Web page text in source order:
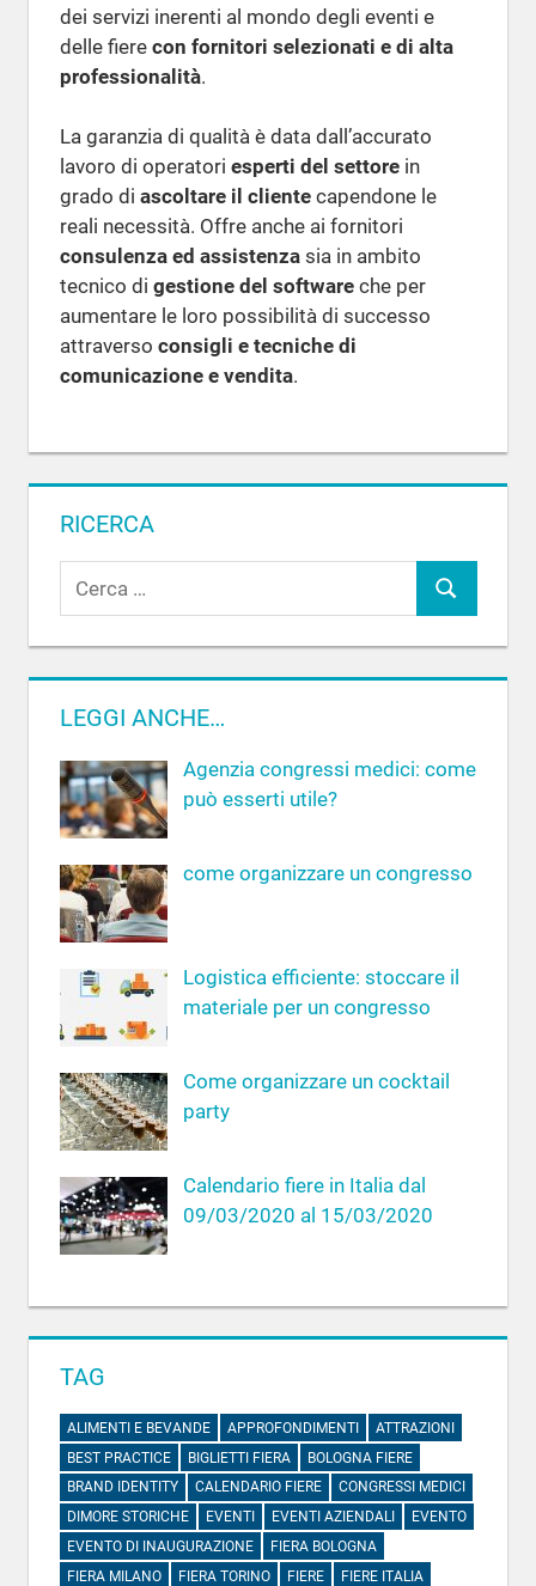
dei servizi inerenti al mondo degli eventi e
delle fierecon fornitori selezionati e di alta
professionalità.
La garanzia di qualità è data dall’accurato
lavoro di operatori esperti del settorein
grado di ascoltare il clientecapendone le
reali necessità. Offre anche ai fornitori
consulenza ed assistenzasia in ambito
tecnico di gestione del softwareche per
aumentare le loro possibilità di successo
attraverso consigli e tecniche di
comunicazione e vendita.
RICERCA
c
p
e
r
:
r
LEGGI ANCHE…
Agenzia congressi medici: come
può esserti utile?
come organizzare un congresso
Logistica efficiente: stoccare il
materiale per un congresso
Come organizzare un cocktail
party
Calendario fiere in Italia dal
09/03/2020 al 15/03/2020
TAG
ALIMENTI E BEVANDE APPROFONDIMENTI
ATTRAZIONI
BEST PRACTICE
BIGLIETTI FIERA
BOLOGNA FIERE
BRAND IDENTITY
CALENDARIO FIERE
CONGRESSI MEDICI
DIMORE STORICHE
EVENTI EVENTI AZIENDALI
EVENTO
EVENTO DI INAUGURAZIONE
FIERA BOLOGNA
FIERA MILANO
FIERA TORINO FIERE FIERE ITALIA